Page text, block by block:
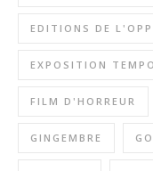
EDITIONS DE
EXPOSITION
FILM D'HORREUR
GINGEMBRE